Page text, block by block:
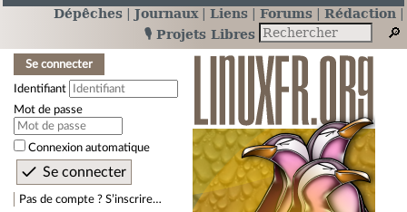
Dépêches Journaux Liens Forums
Rédaction
🎙️ Projets Libres
Se connecter
Identifiant
Mot de passe
Connexion automatique
Pas de compte ? S’inscrire…